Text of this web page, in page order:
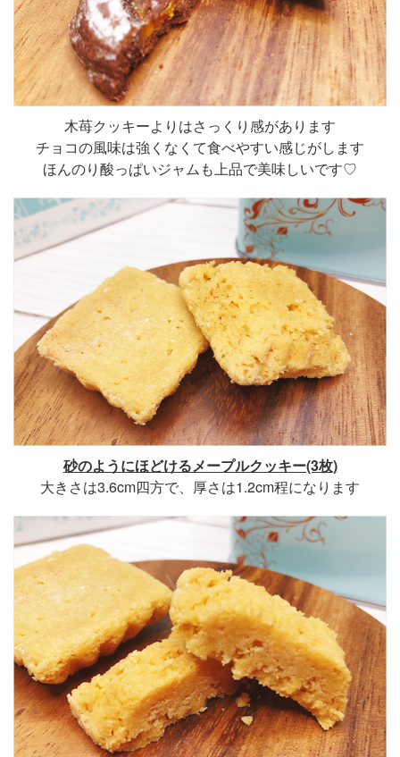
木苺クッキーよりはさっくり感があります
チョコの風味は強くなくて食べやすい感じがします
ほんのり酸っぱいジャムも上品で美味しいです♡
砂のようにほどけるメープルクッキー(3枚)
大きさは3.6cm四方で、厚さは1.2cm程になります